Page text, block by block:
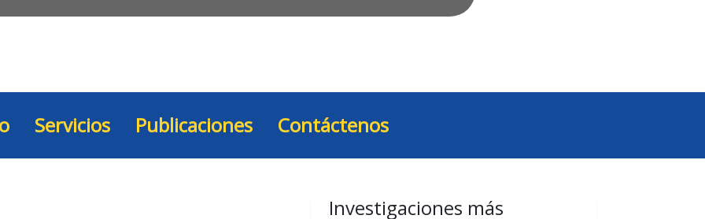
Servicios Publicaciones Contáctenos
Investigaciones más